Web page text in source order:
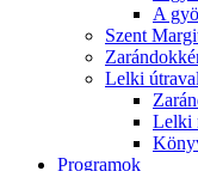
A
Szent
Lelki
Lelki
Programok